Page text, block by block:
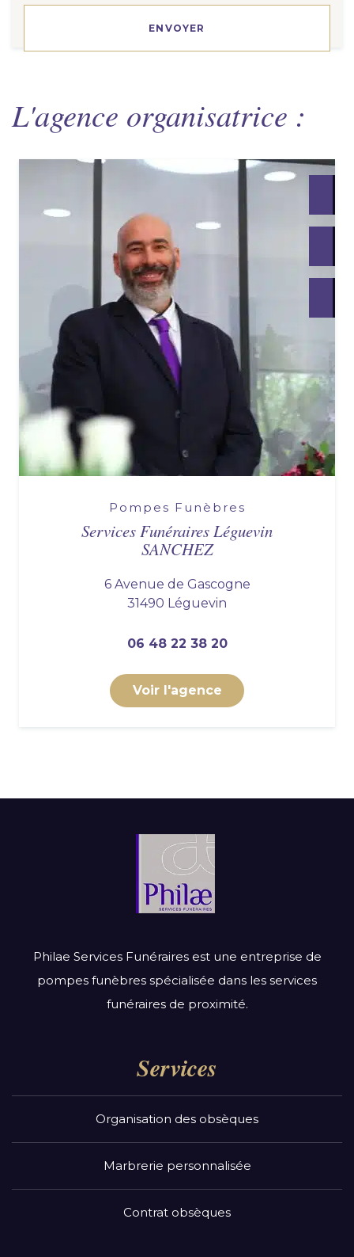
L'agence organisatrice :
Pompes Funèbres
Services Funéraires Léguevin
SANCHEZ
6 Avenue de Gascogne
31490 Léguevin
06 48 22 38 20
Voir l'agence
Philae Services Funéraires est une entreprise de
pompes funèbres spécialisée dans les services
funéraires de proximité.
Services
Organisation des obsèques
Marbrerie personnalisée
Contrat obsèques